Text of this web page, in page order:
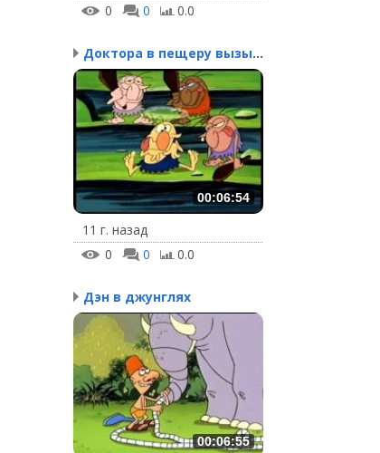
0
0 0.0
Доктора в пещеру вызыва...
00:06:54
11 г. назад
0
0 0.0
Дэн в джунглях
00:06:55